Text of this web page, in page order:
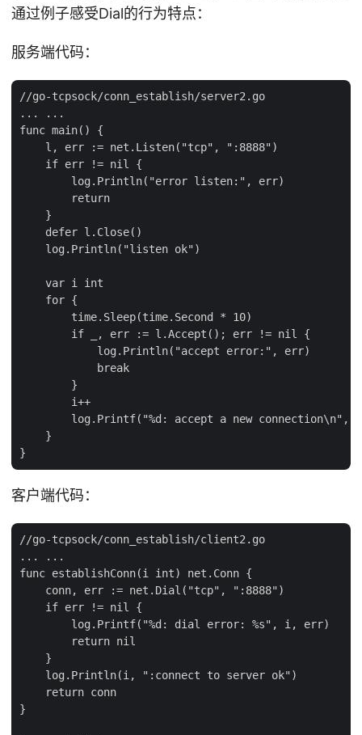
通过例子感受Dial的行为特点：
服务端代码：
//go-tcpsock/conn_establish/server2.go
... ...
func main() {
    l, err := net.Listen("tcp", ":8888")
    if err != nil {
        log.Println("error listen:", err)
        return
    }
    defer l.Close()
    log.Println("listen ok")
    var i int
    for {
        time.Sleep(time.Second * 10)
        if _, err := l.Accept(); err != nil {
            log.Println("accept error:", err)
            break
        }
        i++
log.Printf("%d: accept a new connection\n",
    }
客户端代码：
//go-tcpsock/conn_establish/client2.go
... ...
func establishConn(i int) net.Conn {
    conn, err := net.Dial("tcp", ":8888")
    if err != nil {
        log.Printf("%d: dial error: %s", i, err)
        return nil
    }
    log.Println(i, ":connect to server ok")
    return conn
}